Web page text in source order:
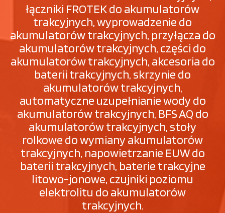
łączniki FROTEK do akumulatorów
trakcyjnych, wyprowadzenie do
akumulatorów trakcyjnych, przyłącza do
akumulatorów trakcyjnych, części do
akumulatorów trakcyjnych, akcesoria do
baterii trakcyjnych, skrzynie do
akumulatorów trakcyjnych,
automatyczne uzupełnianie wody do
akumulatorów trakcyjnych, BFS AQ do
akumulatorów trakcyjnych, stoły
rolkowe do wymiany akumulatorów
trakcyjnych, napowietrzanie EUW do
baterii trakcyjnych, baterie trakcyjne
litowo-jonowe, czujniki poziomu
elektrolitu do akumulatorów
trakcyjnych.